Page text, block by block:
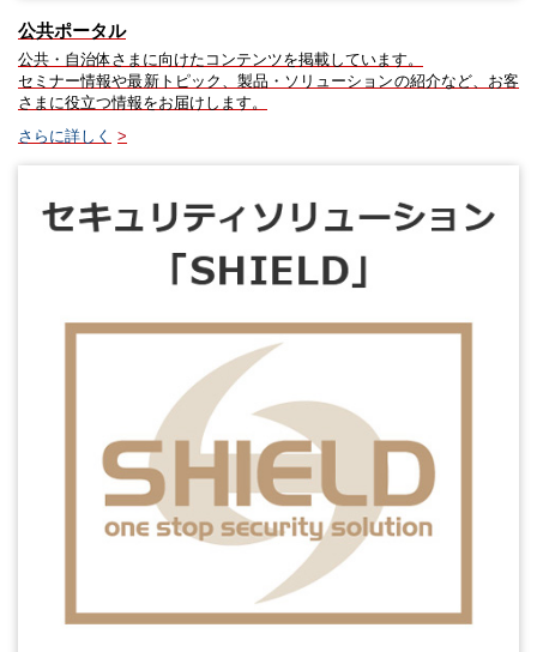
公共ポータル
公共・自治体さまに向けたコンテンツを掲載しています。
セミナー情報や最新トピック、製品・ソリューションの紹介など、お客
さまに役立つ情報をお届けします。
さらに詳しく >